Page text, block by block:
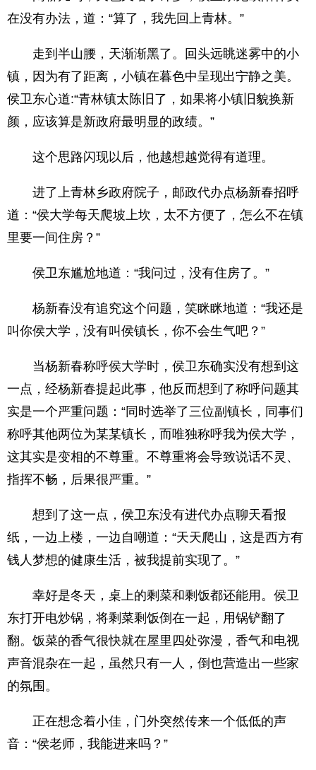
在没有办法，道：“算了，我先回上青林。”
走到半山腰，天渐渐黑了。回头远眺迷雾中的小
镇，因为有了距离，小镇在暮色中呈现出宁静之美。
侯卫东心道:“青林镇太陈旧了，如果将小镇旧貌换新
颜，应该算是新政府最明显的政绩。”
这个思路闪现以后，他越想越觉得有道理。
进了上青林乡政府院子，邮政代办点杨新春招呼
道：“侯大学每天爬坡上坎，太不方便了，怎么不在镇
里要一间住房？”
侯卫东尴尬地道：“我问过，没有住房了。”
杨新春没有追究这个问题，笑眯眯地道：“我还是
叫你侯大学，没有叫侯镇长，你不会生气吧？”
当杨新春称呼侯大学时，侯卫东确实没有想到这
一点，经杨新春提起此事，他反而想到了称呼问题其
实是一个严重问题：“同时选举了三位副镇长，同事们
称呼其他两位为某某镇长，而唯独称呼我为侯大学，
这其实是变相的不尊重。不尊重将会导致说话不灵、
指挥不畅，后果很严重。”
想到了这一点，侯卫东没有进代办点聊天看报
纸，一边上楼，一边自嘲道：“天天爬山，这是西方有
钱人梦想的健康生活，被我提前实现了。”
幸好是冬天，桌上的剩菜和剩饭都还能用。侯卫
东打开电炒锅，将剩菜剩饭倒在一起，用锅铲翻了
翻。饭菜的香气很快就在屋里四处弥漫，香气和电视
声音混杂在一起，虽然只有一人，倒也营造出一些家
的氛围。
正在想念着小佳，门外突然传来一个低低的声
音：“侯老师，我能进来吗？”